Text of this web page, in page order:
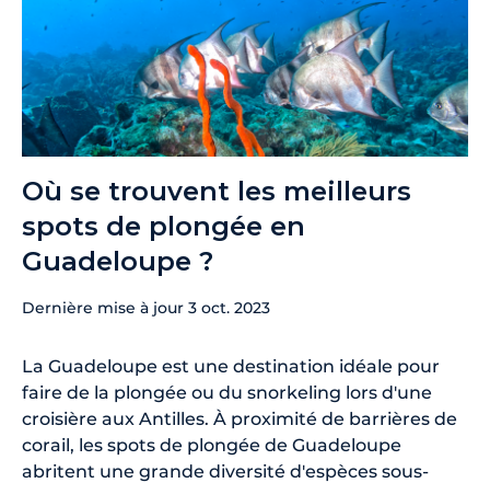
Où se trouvent les meilleurs
spots de plongée en
Guadeloupe ?
Dernière mise à jour 3 oct. 2023
La Guadeloupe est une destination idéale pour
faire de la plongée ou du snorkeling lors d'une
croisière aux Antilles. À proximité de barrières de
corail, les spots de plongée de Guadeloupe
abritent une grande diversité d'espèces sous-